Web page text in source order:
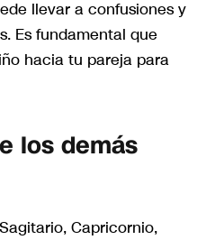
llevar a confusiones y
Es fundamental que
hacia tu pareja para
los demás
Capricornio,